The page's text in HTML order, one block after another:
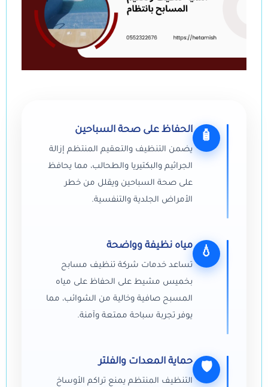
🧴
الحفاظ على صحة السباحين
يضمن التنظيف والتعقيم المنتظم إزالة
الجراثيم والبكتيريا والطحالب، مما يحافظ
على صحة السباحين ويقلل من خطر
الأمراض الجلدية والتنفسية.
💧
مياه نظيفة وواضحة
تساعد خدمات شركة تنظيف مسابح
بخميس مشيط على الحفاظ على مياه
المسبح صافية وخالية من الشوائب، مما
يوفر تجربة سباحة ممتعة وآمنة.
🛡
حماية المعدات والفلتر
التنظيف المنتظم يمنع تراكم الأوساخ